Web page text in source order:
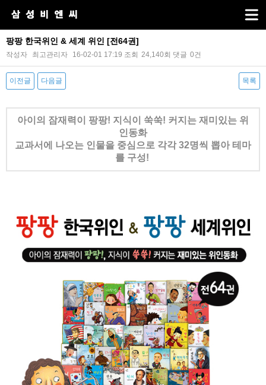
팡팡 한국위인 & 세계 위인 [전64권]
작성자 최고관리자 16-02-01 17:19 조회 24,140회 댓글 0건
이전글 다음글 목록
본문
아이의 잠재력이 팡팡! 지식이 쑥쑥! 커지는 재미있는 위
인동화
교과서에 나오는 인물을 중심으로 각각 32명씩 뽑아 테마
를 구성!